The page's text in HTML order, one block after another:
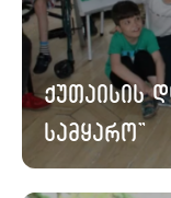
ქუთაისის
სამყარო”